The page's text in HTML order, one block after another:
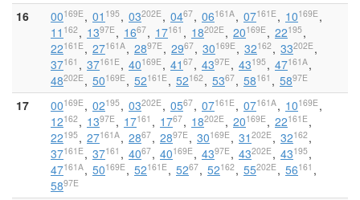
16 00169E 01 195 03202E 0467 06161A 07161E 10169E
11 162 1397E 1667 17161 18202E 20169E 22195
22161E 27161A 2897E 2967 30169E 32162 33202E
37161 37161E 40169E 41 67 4397E 43195 47161A
48202E 50169E 52161E 52162 5367 58161 5897E
17 00169E 02195 03202E 0567 07161E 07161A 10169E
12162 1397E 17161 1767 18202E 20169E 22161E
22195 27161A 2867 2897E 30169E 31 202E 32162
37161E 37161 4067 40169E 4397E 43202E 43195
47161A 50169E 52161E 5267 52162 55202E 56161
5897E